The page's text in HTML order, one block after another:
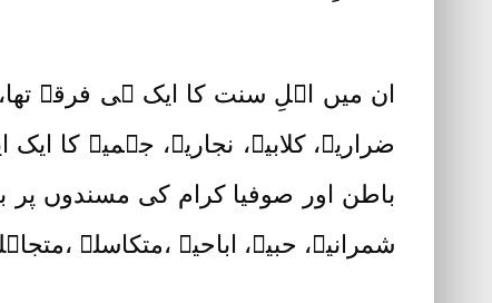
ان میں اہلِ سنت کا ایک ہی فرقہ
ضراریہ، کلابیہ، نجاریہ، جہمیہ کا
باطن اور صوفیا کرام کی مسندوں پر
شمرانیہ، حبیہ، اباحیہ ،متکاسلہ